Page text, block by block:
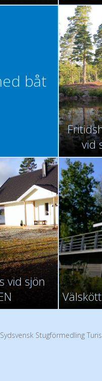
båt
vid
vid sjön
Sydsvensk Stugförmedling